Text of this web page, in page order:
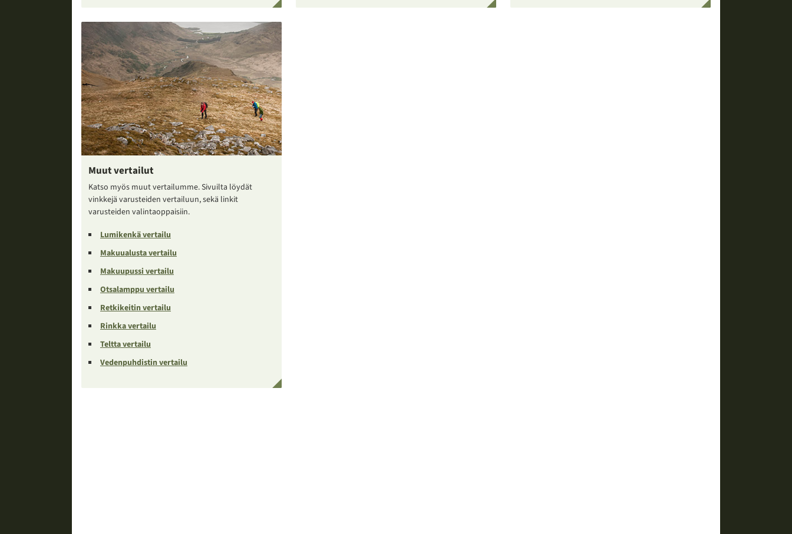
Muut vertailut
Katso myös muut vertailumme. Sivuilta löydät
vinkkejä varusteiden vertailuun, sekä linkit
varusteiden valintaoppaisiin.
Lumikenkä vertailu
Makuualusta vertailu
Makuupussi vertailu
Otsalamppu vertailu
Retkikeitin vertailu
Rinkka vertailu
Teltta vertailu
Vedenpuhdistin vertailu